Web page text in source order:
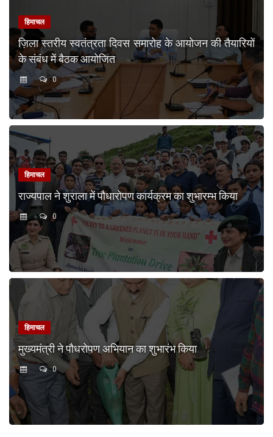
हिमाचल
ज़िला स्तरीय स्वतंत्रता दिवस समारोह के आयोजन की तैयारियों
के संबंध में बैठक आयोजित
0
हिमाचल
राज्यपाल ने शुराला में पौधारोपण कार्यक्रम का शुभारम्भ किया
0
हिमाचल
मुख्यमंत्री ने पौधरोपण अभियान का शुभारंभ किया
0